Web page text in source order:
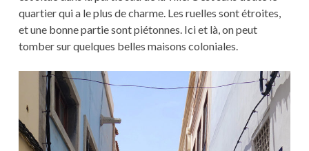
quartier qui a le plus de charme. Les ruelles sont étroites,
et une bonne partie sont piétonnes. Ici et là, on peut
tomber sur quelques belles maisons coloniales.